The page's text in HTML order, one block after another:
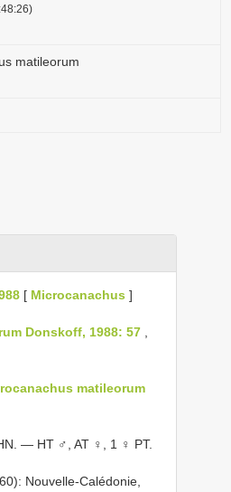
matileorum
[ Microcanachus ]
Donskoff, 1988: 57
matileorum
— HT ♂, AT ♀, 1 ♀ PT.
Nouvelle-Calédonie,